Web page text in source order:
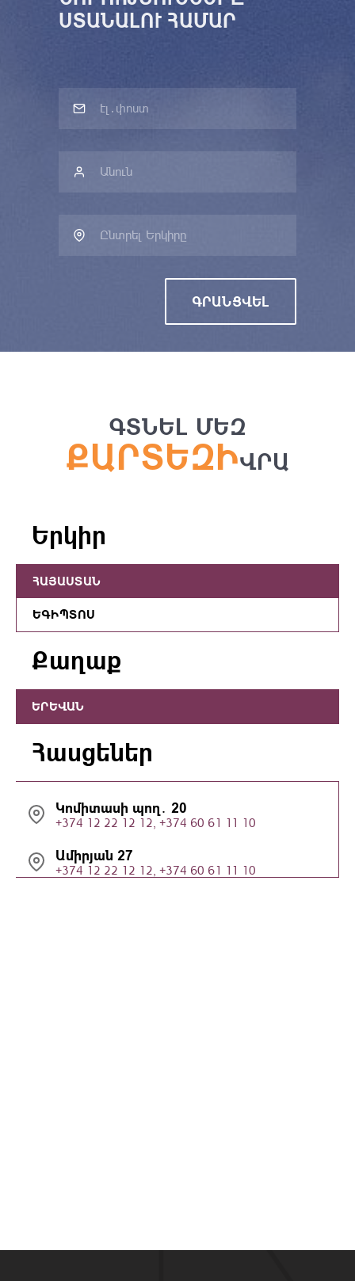
ՍՏԱՆԱԼՈՒ ՀԱՄԱՐ
Ընտրել Երկիրը
ԳՐԱՆՑՎԵԼ
ԳՏՆԵԼ ՄԵԶ
ՔԱՐՏԵԶԻՎՐԱ
Երկիր
ՀԱՅԱՍՏԱՆ
ԵԳԻՊՏՈՍ
Քաղաք
ԵՐԵՎԱՆ
Հասցեներ
Կոմիտասի պող․ 20
+374 12 22 12 12, +374 60 61 11 10
Ամիրյան 27
+374 12 22 12 12, +374 60 61 11 10